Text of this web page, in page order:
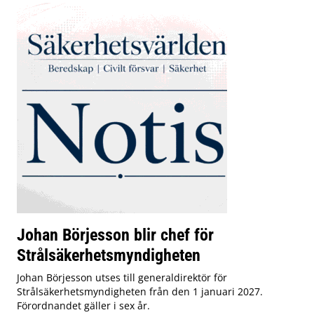
Johan Börjesson blir chef för
Strålsäkerhetsmyndigheten
Johan Börjesson utses till generaldirektör för
Strålsäkerhetsmyndigheten från den 1 januari 2027.
Förordnandet gäller i sex år.